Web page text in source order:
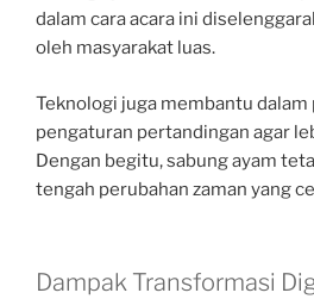
dalam cara acara ini
oleh masyarakat luas.
Teknologi juga membantu dalam
pengaturan pertandingan agar
Dengan begitu, sabung ayam
tengah perubahan zaman yang
Dampak Transformasi